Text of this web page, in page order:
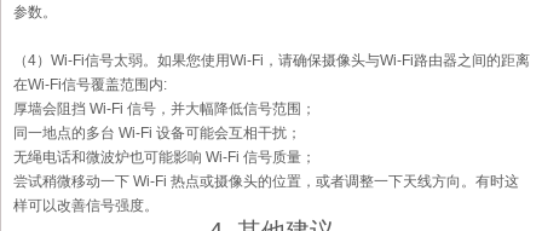
参数。
（4）Wi-Fi信号太弱。如果您使用Wi-Fi，请确保摄像头与Wi-Fi路由器之间的距离
在Wi-Fi信号覆盖范围内:
厚墙会阻挡 Wi-Fi 信号，并大幅降低信号范围；
同一地点的多台 Wi-Fi 设备可能会互相干扰；
无绳电话和微波炉也可能影响 Wi-Fi 信号质量；
尝试稍微移动一下 Wi-Fi 热点或摄像头的位置，或者调整一下天线方向。有时这
样可以改善信号强度。